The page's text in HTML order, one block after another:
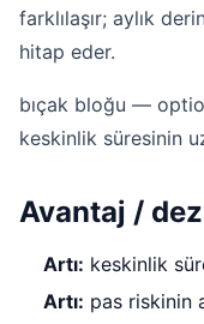
farklılaşır; aylık
hitap eder.
bıçak bloğu —
keskinlik süresinin
Avantaj /
Artı: keskinlik
Artı: pas riskinin